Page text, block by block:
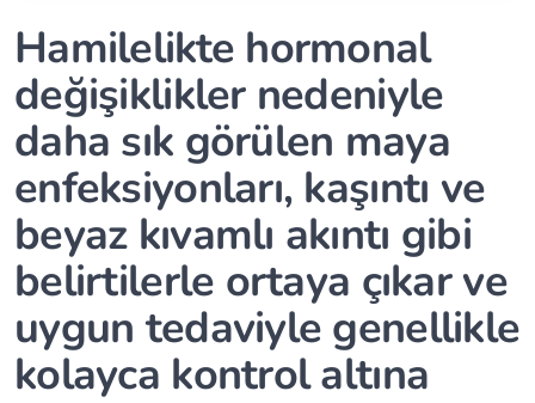
Hamilelikte hormonal
değişiklikler nedeniyle
daha sık görülen maya
enfeksiyonları, kaşıntı ve
beyaz kıvamlı akıntı gibi
belirtilerle ortaya çıkar ve
uygun tedaviyle genellikle
kolayca kontrol altına